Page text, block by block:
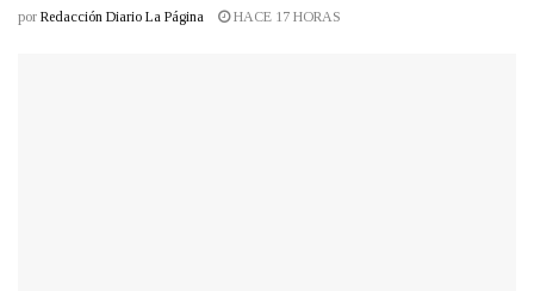
por Redacción Diario La Página HACE 17 HORAS